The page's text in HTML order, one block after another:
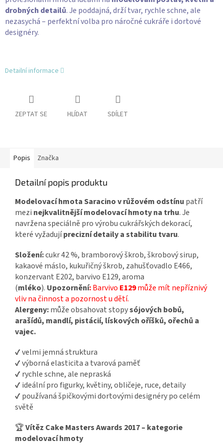
drobných detailů. Je poddajná, drží tvar, rychle schne, ale
nezasychá – perfektní volba pro náročné cukráře i dortové
designéry.
Detailní informace
ZEPTAT SE HLÍDAT SDÍLET
Popis Značka
Detailní popis produktu
Modelovací hmota Saracino v růžovém odstínu patří
mezi nejkvalitnější modelovací hmoty na trhu. Je
navržena speciálně pro výrobu cukrářských dekorací,
které vyžadujíprecizní detaily a stabilitu tvaru.
Složení:cukr 42 %, bramborový škrob, škrobový sirup,
kakaové máslo, kukuřičný škrob, zahušťovadlo E466,
konzervant E202, barvivo E129, aroma
(mléko). Upozornění:Barvivo E129může mít nepříznivý
vliv na činnost a pozornost u dětí.
Alergeny:může obsahovat stopysójových bobů,
arašídů, mandlí, pistácií, lískových oříšků, ořechů a
vajec.
✔ velmi jemná struktura
✔ výborná elasticita a tvarová paměť
✔ rychle schne, ale nepraská
✔ ideální pro figurky, květiny, obličeje, ruce, detaily
✔ používaná špičkovými dortovými designéry po celém
světě
🏆Vítěz Cake Masters Awards 2017 – kategorie
modelovací hmoty